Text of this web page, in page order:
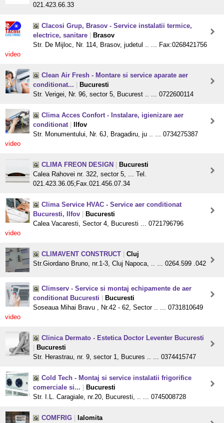
021.423.66.33
Clacosi Grup, Brasov - Service instalatii termice,
electrice, sanitare
Brasov
Str. De Mijloc, Nr. 114, Brasov, judetul .. ... Fax:0268421756
video
Clean Air Fresh - Montare si service aparate aer
conditionat...
Bucuresti
Str. Verigei, Nr. 96, sector 5, Bucurest .. ... 0722600114
Clima Acces Confort - Instalare, igienizare aer
conditionat
Ilfov
Str. Monumentului, Nr. 6J, Bragadiru, ju .. ... 0734275387
video
CLIMA FREON DESIGN
Bucuresti
Calea Rahovei nr. 322, sector 5, ... Tel.
021.423.36.05;Fax.021.456.07.34
Clima Service HVAC - Service aer conditionat
Bucuresti, Ilfov
Bucuresti
Calea Vacaresti, Sector 4, Bucuresti ... 0721796796
video
CLIMAVENT CONSTRUCT
Cluj
Str.Giordano Bruno, nr.1-3, Cluj Napoca, .. ... 0264.599 .042
Climserv - Service si montaj echipamente de aer
conditionat Bucuresti
Bucuresti
Soseaua Mihai Bravu , Nr.42 - 62, Sector .. ... 0731810649
video
Clinica Dermato - Estetica Doctor Leventer Bucuresti
Bucuresti
Str. Herastrau, nr. 9, sector 1, Bucures .. ... 0374415747
Cold Tech - Montaj si service instalatii frigorifice
comerciale si...
Bucuresti
Str. I.L. Caragiale, nr.20, Bucuresti, .. ... 0745008728
COMFRIG
Ialomita